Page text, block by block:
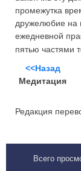
промежутка
дружелюбие на
ежедневной
пятью частями
<<Назад
Медитация
Редакция
Всего